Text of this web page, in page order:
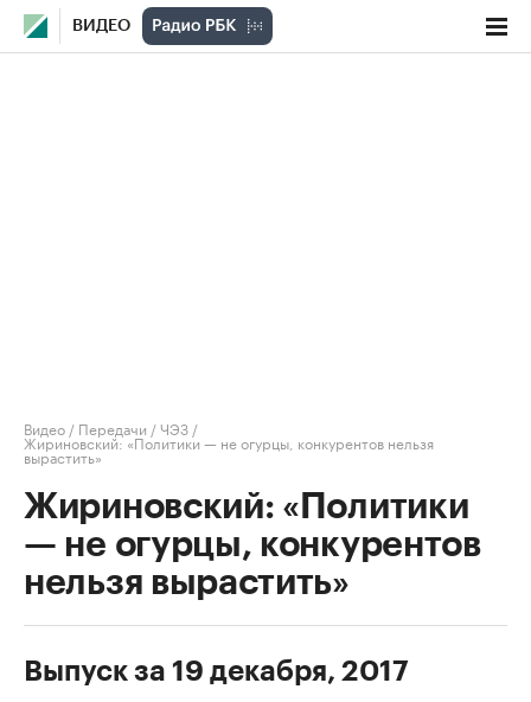
ВИДЕО
Видео / Передачи /ЧЭЗ /
Жириновский: «Политики — не огурцы, конкурентов нельзя
вырастить»
Жириновский: «Политики
— не огурцы, конкурентов
нельзя вырастить»
Выпуск за 19 декабря, 2017